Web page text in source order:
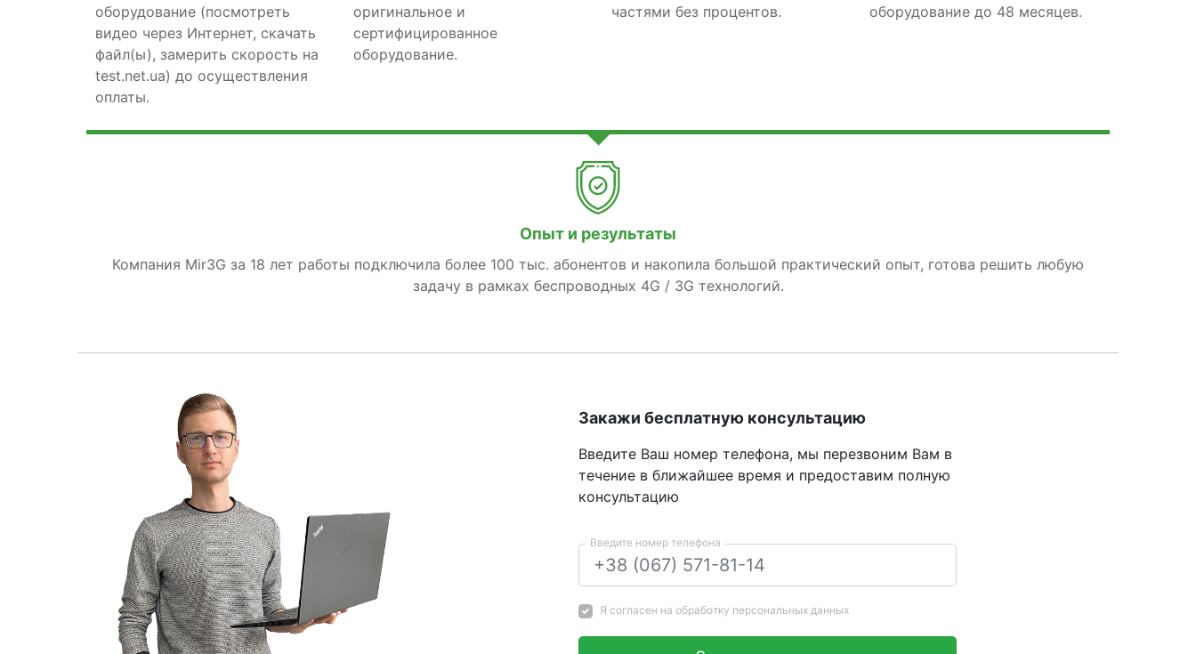
оборудование (посмотреть
видео через Интернет, скачать
файл(ы), замерить скорость на
test.net.ua) до осуществления
оплаты.
оригинальное и
сертифицированное
оборудование.
частями без процентов.
оборудование до 48 месяцев.
Опыт и результаты
Компания Mir3G за 18 лет работы подключила более 100 тыс. абонентов и накопила большой практический опыт, готова решить любую
задачу в рамках беспроводных 4G / 3G технологий.
Закажи бесплатную консультацию
Введите Ваш номер телефона, мы перезвоним Вам в
течение в ближайшее время и предоставим полную
консультацию
Введите номер телефона
Я согласен на обработку персональных данных